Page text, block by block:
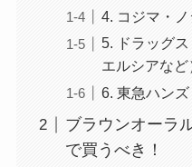
4. コジマ・ノ
5. ドラッグ
エルシアなど
6. 東急ハンズ
ブラウンオーラ
で買うべき！